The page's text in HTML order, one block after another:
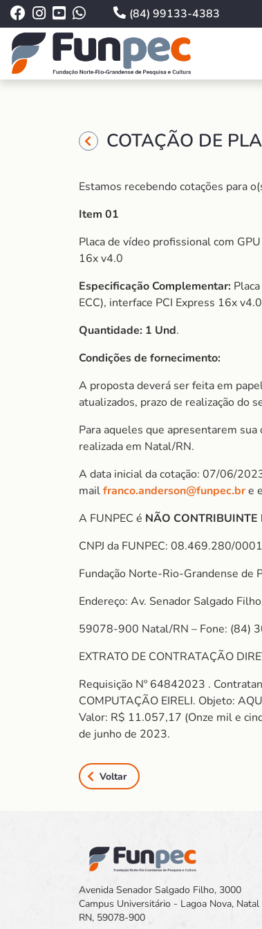
(84) 99133-4383
COTAÇÃO DE
Estamos recebendo cotações para
Item 01
Placa de vídeo profissional com
16x v4.0
Especificação Complementar:
ECC), interface PCI Express 16x
Quantidade: 1 Und.
Condições de fornecimento:
A proposta deverá ser feita em
atualizados, prazo de realização do
Para aqueles que apresentarem
realizada em Natal/RN.
A data inicial da cotação: 07/06/
mailfranco.anderson@funpec.bre
A FUNPEC é NÃO CONTRIBUINTE
CNPJ da FUNPEC: 08.469.280/
Fundação Norte-Rio-Grandense de
Endereço: Av. Senador Salgado
59078-900 Natal/RN – Fone: (84)
EXTRATO DE CONTRATAÇÃO
Requisição Nº 64842023 .
COMPUTAÇÃO EIRELI. Objeto:
Valor: R$ 11.057,17 (Onze mil e
de junho de 2023.
Voltar
Avenida Senador Salgado Filho, 3000
Campus Universitário - Lagoa Nova, Natal
RN, 59078-900